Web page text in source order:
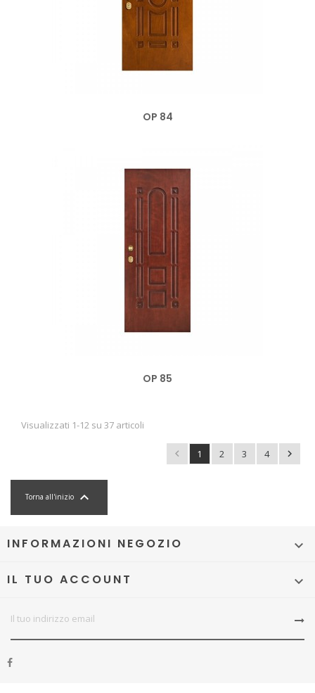
OP 84
OP 85
Visualizzati 1-12 su 37 articoli
 1 2 3 4 
Torna all'inizio 
INFORMAZIONI NEGOZIO 
IL TUO ACCOUNT 